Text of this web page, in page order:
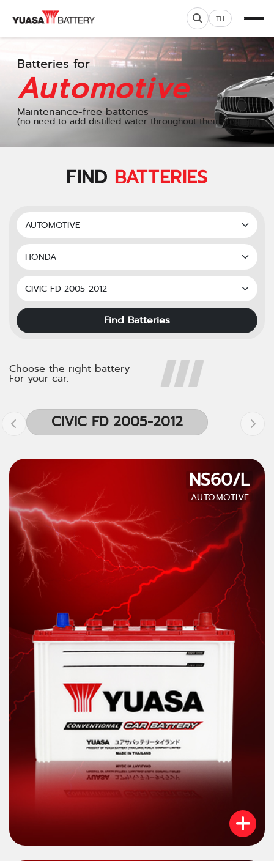
TH
Batteries for
Automotive
Maintenance-free batteries
(no need to add distilled water throughout their lifespan)
FIND BATTERIES
Find Batteries
Choose the right battery
For your car.
CIVIC FD 2005-2012
NS60/L
AUTOMOTIVE